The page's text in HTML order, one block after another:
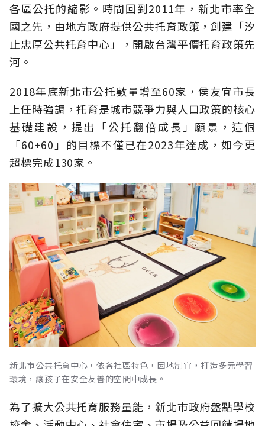
各區公托的縮影。時間回到2011年，新北市率全
國之先，由地方政府提供公共托育政策，創建「汐
止忠厚公共托育中心」，開啟台灣平價托育政策先
河。
2018年底新北市公托數量增至60家，侯友宜市長
上任時強調，托育是城市競爭力與人口政策的核心
基礎建設，提出「公托翻倍成長」願景，這個
「60+60」的目標不僅已在2023年達成，如今更
超標完成130家。
新北市公共托育中心，依各社區特色，因地制宜，打造多元學習
環境，讓孩子在安全友善的空間中成長。
為了擴大公共托育服務量能，新北市政府盤點學校